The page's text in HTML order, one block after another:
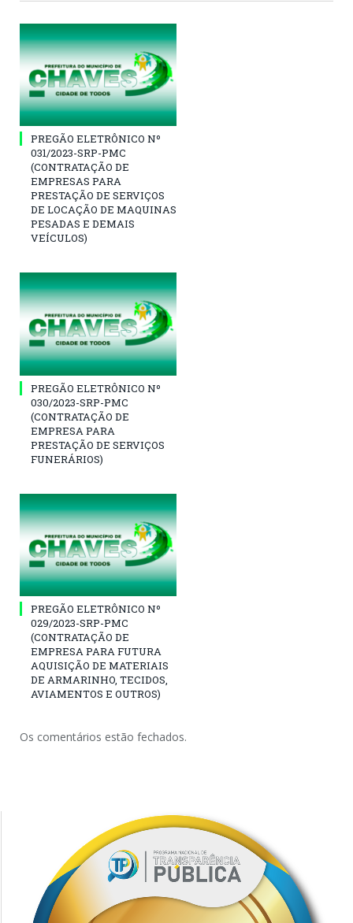
PREGÃO ELETRÔNICO Nº
031/2023-SRP-PMC
(CONTRATAÇÃO DE
EMPRESAS PARA
PRESTAÇÃO DE SERVIÇOS
DE LOCAÇÃO DE MAQUINAS
PESADAS E DEMAIS
VEÍCULOS)
PREGÃO ELETRÔNICO Nº
030/2023-SRP-PMC
(CONTRATAÇÃO DE
EMPRESA PARA
PRESTAÇÃO DE SERVIÇOS
FUNERÁRIOS)
PREGÃO ELETRÔNICO Nº
029/2023-SRP-PMC
(CONTRATAÇÃO DE
EMPRESA PARA FUTURA
AQUISIÇÃO DE MATERIAIS
DE ARMARINHO, TECIDOS,
AVIAMENTOS E OUTROS)
Os comentários estão fechados.